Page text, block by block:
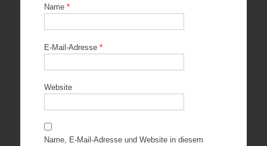
Name *
E-Mail-Adresse *
Website
Name, E-Mail-Adresse und Website in diesem